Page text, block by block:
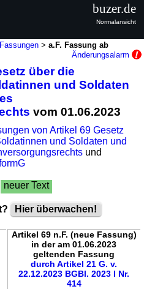
>a.F. Fassung ab
Änderungsalarm
über die
und Soldaten
vom 01.06.2023
von Artikel 69 Gesetz
und Soldaten und
und
neuer Text
Hier überwachen!
Artikel 69 n.F. (neue Fassung)
in der am 01.06.2023
geltenden Fassung
durch Artikel 21 G. v.
22.12.2023 BGBl. 2023 I Nr.
414
buzer.de
Normalansicht